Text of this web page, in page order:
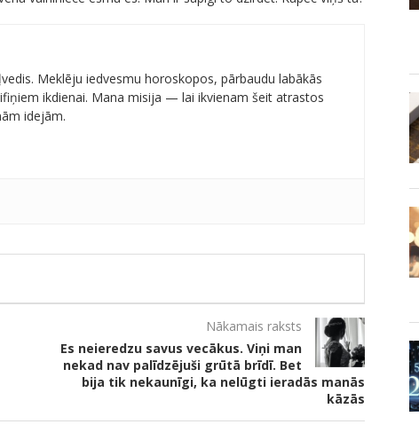
Meklēju iedvesmu horoskopos, pārbaudu labākās
ikdienai. Mana misija — lai ikvienam šeit atrastos
idejām.
Nākamais raksts
Es neieredzu savus vecākus. Viņi man
nekad nav palīdzējuši grūtā brīdī. Bet
bija tik nekaunīgi, ka nelūgti ieradās manās
kāzās